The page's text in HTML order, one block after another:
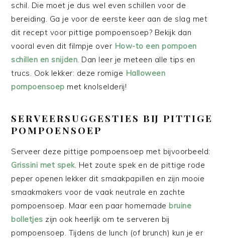
schil. Die moet je dus wel even schillen voor de
bereiding. Ga je voor de eerste keer aan de slag met
dit recept voor pittige pompoensoep? Bekijk dan
vooral even dit filmpje over How-to een pompoen
schillen en snijden. Dan leer je meteen alle tips en
trucs. Ook lekker: deze romige Halloween
pompoensoep met knolselderij!
SERVEERSUGGESTIES BIJ PITTIGE
POMPOENSOEP
Serveer deze pittige pompoensoep met bijvoorbeeld:
Grissini met spek. Het zoute spek en de pittige rode
peper openen lekker dit smaakpapillen en zijn mooie
smaakmakers voor de vaak neutrale en zachte
pompoensoep. Maar een paar homemadebruine
bolletjes zijn ook heerlijk om te serveren bij
pompoensoep. Tijdens de lunch (of brunch) kun je er